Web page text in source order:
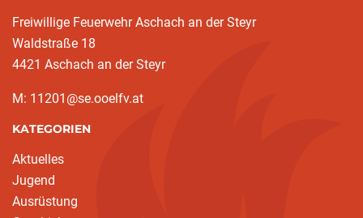
Freiwillige Feuerwehr Aschach an der Steyr
Waldstraße 18
4421 Aschach an der Steyr
M: 11201@se.ooelfv.at
KATEGORIEN
Aktuelles
Jugend
Ausrüstung